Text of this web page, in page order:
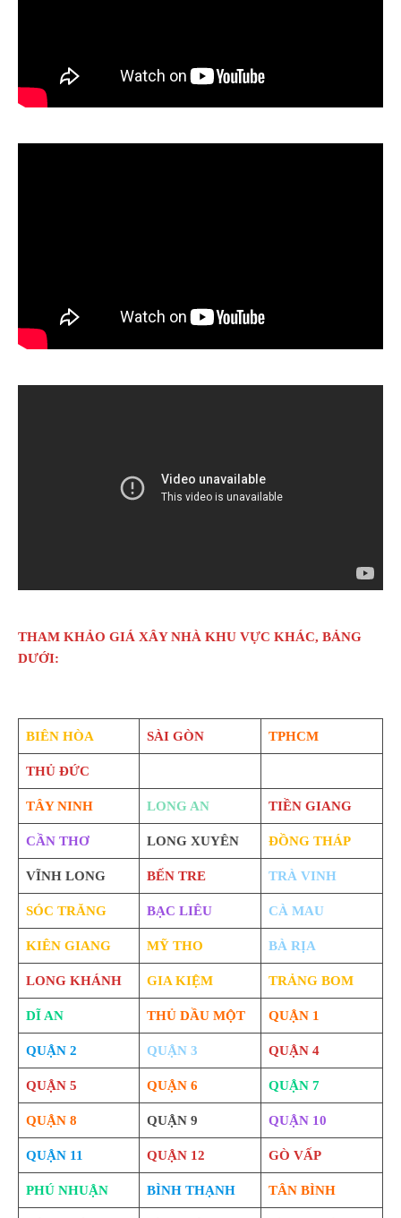
THAM KHẢO GIÁ XÂY NHÀ KHU VỰC KHÁC, BẢNG
DƯỚI:
BIÊN HÒA SÀI GÒN TPHCM
THỦ ĐỨC
TÂY NINH LONG AN TIỀN GIANG
CẦN THƠ LONG XUYÊN ĐỒNG THÁP
VĨNH LONG BẾN TRE TRÀ VINH
SÓC TRĂNG BẠC LIÊU CÀ MAU
KIÊN GIANG MỸ THO BÀ RỊA
LONG KHÁNH GIA KIỆM TRẢNG BOM
DĨ AN THỦ DẦU MỘT QUẬN 1
QUẬN 2 QUẬN 3 QUẬN 4
QUẬN 5 QUẬN 6 QUẬN 7
QUẬN 8 QUẬN 9 QUẬN 10
QUẬN 11 QUẬN 12 GÒ VẤP
PHÚ NHUẬN BÌNH THẠNH TÂN BÌNH